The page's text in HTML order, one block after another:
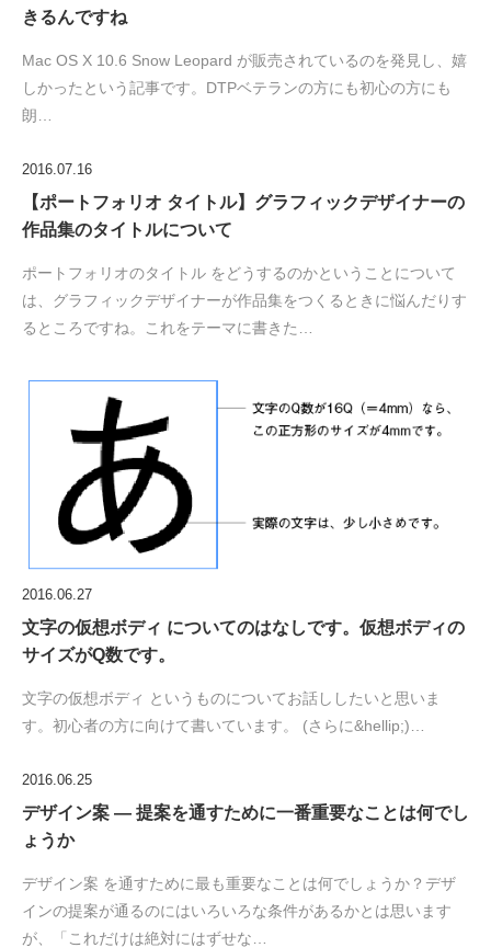
きるんですね
Mac OS X 10.6 Snow Leopard が販売されているのを発見し、嬉
しかったという記事です。DTPベテランの方にも初心の方にも
朗…
2016.07.16
【ポートフォリオ タイトル】グラフィックデザイナーの
作品集のタイトルについて
ポートフォリオのタイトル をどうするのかということについて
は、グラフィックデザイナーが作品集をつくるときに悩んだりす
るところですね。これをテーマに書きた…
2016.06.27
文字の仮想ボディ についてのはなしです。仮想ボディの
サイズがQ数です。
文字の仮想ボディ というものについてお話ししたいと思いま
す。初心者の方に向けて書いています。 (さらに&hellip;)…
2016.06.25
デザイン案 — 提案を通すために一番重要なことは何でし
ょうか
デザイン案 を通すために最も重要なことは何でしょうか？デザ
インの提案が通るのにはいろいろな条件があるかとは思います
が、「これだけは絶対にはずせな…